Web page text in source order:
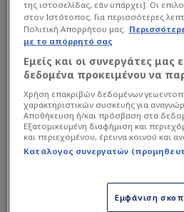
View this post on Instagram
της ιστοσελίδας, εάν υπάρχει]. Οι
στον Ιστότοπος. Για περισσότερες
Πολιτική Απορρήτου μας.
με το απόρρητό σας
Εμείς και οι συνεργάτες μας
δεδομένα προκειμένου να
Χρήση επακριβών δεδομένων
χαρακτηριστικών συσκευής για
Αποθήκευση ή/και πρόσβαση στα
Εξατομικευμένη διαφήμιση και
και περιεχομένου, έρευνα κοινού και
Κατάλογος συνεργατών
Εμφάνιση